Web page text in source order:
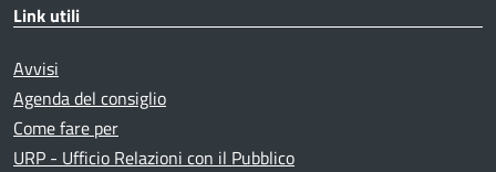
Link utili
Avvisi
Agenda del consiglio
Come fare per
URP - Ufficio Relazioni con il Pubblico